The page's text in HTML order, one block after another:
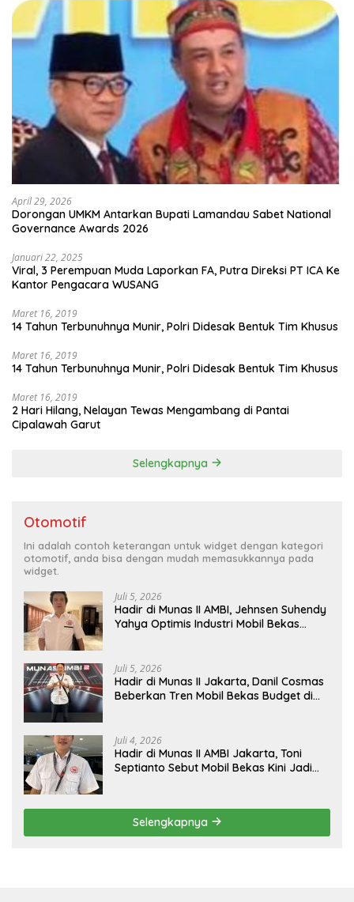
April 29, 2026
Dorongan UMKM Antarkan Bupati Lamandau Sabet National
Governance Awards 2026
Januari 22, 2025
Viral, 3 Perempuan Muda Laporkan FA, Putra Direksi PT ICA Ke
Kantor Pengacara WUSANG
Maret 16, 2019
14 Tahun Terbunuhnya Munir, Polri Didesak Bentuk Tim Khusus
Maret 16, 2019
14 Tahun Terbunuhnya Munir, Polri Didesak Bentuk Tim Khusus
Maret 16, 2019
2 Hari Hilang, Nelayan Tewas Mengambang di Pantai
Cipalawah Garut
Selengkapnya
Otomotif
Ini adalah contoh keterangan untuk widget dengan kategori
otomotif, anda bisa dengan mudah memasukkannya pada
widget.
Juli 5, 2026
Hadir di Munas II AMBI, Jehnsen Suhendy
Yahya Optimis Industri Mobil Bekas
Juli 5, 2026
Hadir di Munas II Jakarta, Danil Cosmas
Beberkan Tren Mobil Bekas Budget di
Juli 4, 2026
Hadir di Munas II AMBI Jakarta, Toni
Septianto Sebut Mobil Bekas Kini Jadi
Selengkapnya